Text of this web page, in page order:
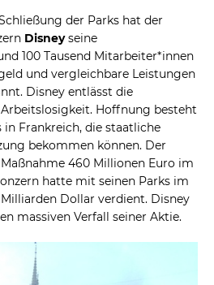
der Parks hat der
Disneyseine
100 Tausend Mitarbeiter*innen
und vergleichbare Leistungen
Disney entlässt die
Hoffnung besteht
in Frankreich, die staatliche
bekommen können. Der
460 Millionen Euro im
hatte mit seinen Parks im
Milliarden Dollar verdient. Disney
massiven Verfall seiner Aktie.